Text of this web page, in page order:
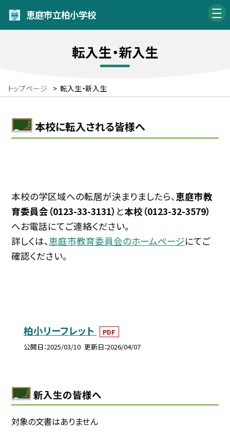
恵庭市立柏小学校
転入生・新入生
トップページ > 転入生・新入生
本校に転入される皆様へ
本校の学区域への転居が決まりましたら、 恵庭市教
育委員会（0123-33-3131） と本校（0123-32-3579）
へお電話にてご連絡ください。
詳しくは、 恵庭市教育委員会のホームページにてご
確認ください。
柏小リーフレット
PDF
公開日 2025/03/10 更新日 2026/04/07
新入生の皆様へ
対象の文書はありません